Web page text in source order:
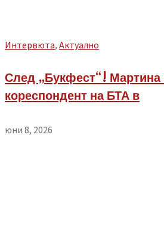
Интервюта, Aктуално
След „Букфест“! Мартина
кореспондент на БТА в
юни 8, 2026